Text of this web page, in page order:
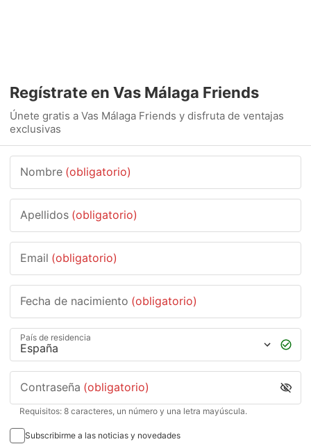
Regístrate en Vas Málaga Friends
Únete gratis a Vas Málaga Friends y disfruta de ventajas
exclusivas
Nombre (obligatorio)
Apellidos (obligatorio)
Email (obligatorio)
Fecha de nacimiento (obligatorio)
País de residencia
Contraseña (obligatorio)
Requisitos: 8 caracteres, un número y una letra mayúscula.
Subscribirme a las noticias y novedades